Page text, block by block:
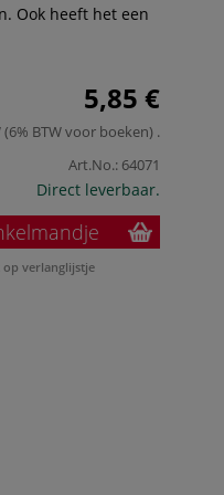
Ook heeft het een
5,85 €
(6% BTW voor boeken) .
Art.No.: 64071
Direct leverbaar.
op verlanglijstje